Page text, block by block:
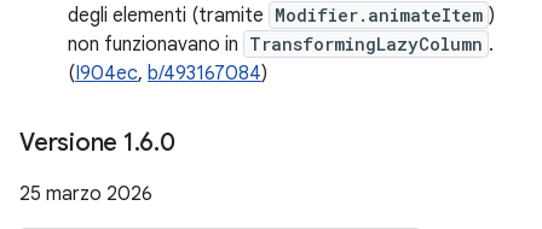
degli elementi (tramite Modifier.animateItem )
non funzionavano in TransformingLazyColumn .
(I904ec, b/493167084)
Versione 1.6.0
25 marzo 2026